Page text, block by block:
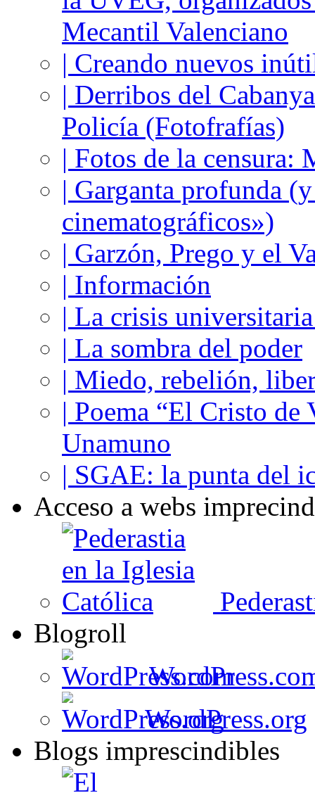
Mecantil Valenciano
| Creando nuevos
| Derribos del
Policía (Fotofrafías)
| Fotos de la
| Garganta profunda
cinematográficos»)
| Garzón, Prego y el
| Información
| La crisis
| La sombra del poder
| Miedo, rebelión,
| Poema “El Cristo de
Unamuno
| SGAE: la punta del
Acceso a webs
Blogroll
WordPress.org
Blogs imprescindibles